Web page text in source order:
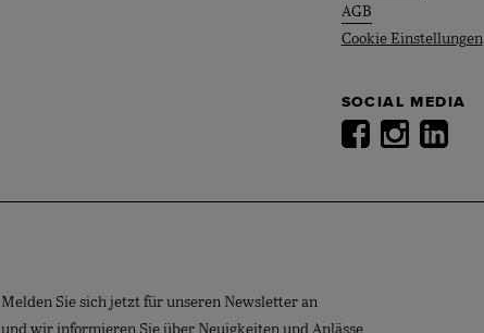
AGB
Cookie Einstellungen
SOCIAL MEDIA
Melden Sie sich jetzt für unseren Newsletter an